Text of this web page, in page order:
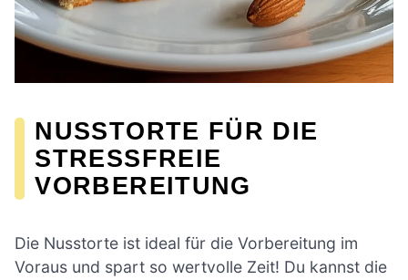
NUSSTORTE FÜR DIE
STRESSFREIE
VORBEREITUNG
Die Nusstorte ist ideal für die Vorbereitung im
Voraus und spart so wertvolle Zeit! Du kannst die